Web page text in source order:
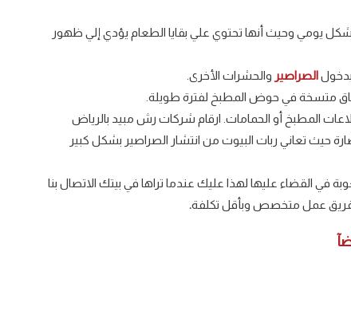
يومي وحيث أنها تحتوي علي بقايا الطعام يؤدي إلي ظهور
الصراصير والحشرات الأخرى.
متسخة في حوض المطبخ لفترة طويلة.
المطبخ أو الحمامات. ارقام شركات رش مبيد بالرياض
حيث تعاني ربات البيوت من انتشار الصراصير بشكل كبير
في القضاء عليها لهذا عليك عندما تراها في بيتك الاتصال بنا
وبفريق عمل متخصص وبأقل تكلفة.